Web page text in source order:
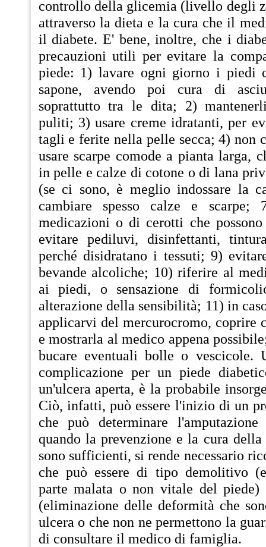
controllo della glicemia (livello degli
attraverso la dieta e la cura che il
il diabete. E' bene, inoltre, che i
precauzioni utili per evitare la
piede: 1) lavare ogni giorno i piedi
sapone, avendo poi cura di
soprattutto tra le dita; 2)
puliti; 3) usare creme idratanti, per
tagli e ferite nella pelle secca; 4) non
usare scarpe comode a pianta larga,
in pelle e calze di cotone o di lana
(se ci sono, è meglio indossare la
cambiare spesso calze e
medicazioni o di cerotti che
evitare pediluvi, disinfettanti,
perché disidratano i tessuti; 9)
bevande alcoliche; 10) riferire al
ai piedi, o sensazione di
alterazione della sensibilità; 11) in
applicarvi del mercurocromo, coprire
e mostrarla al medico appena
bucare eventuali bolle o vescicole.
complicazione per un piede
un'ulcera aperta, è la probabile
Ciò, infatti, può essere l'inizio di un
che può determinare
quando la prevenzione e la cura
sono sufficienti, si rende necessario
che può essere di tipo demolitivo
parte malata o non vitale del
(eliminazione delle deformità che
ulcera o che non ne permettono la
di consultare il medico di famiglia.